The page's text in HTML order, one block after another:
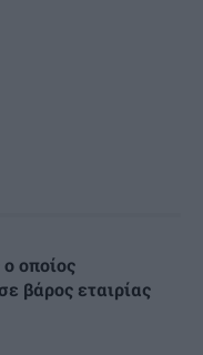
οποίος
βάρος εταιρίας